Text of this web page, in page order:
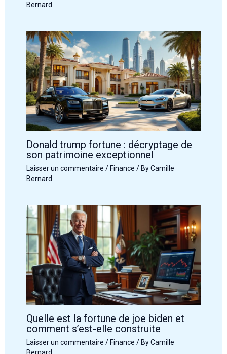
Bernard
Donald trump fortune : décryptage de
son patrimoine exceptionnel
Laisser un commentaire / Finance / ByCamille
Bernard
Quelle est la fortune de joe biden et
comment s’est-elle construite
Laisser un commentaire / Finance / ByCamille